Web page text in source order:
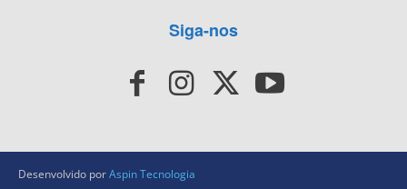
Siga-nos
Desenvolvido porAspin Tecnologia